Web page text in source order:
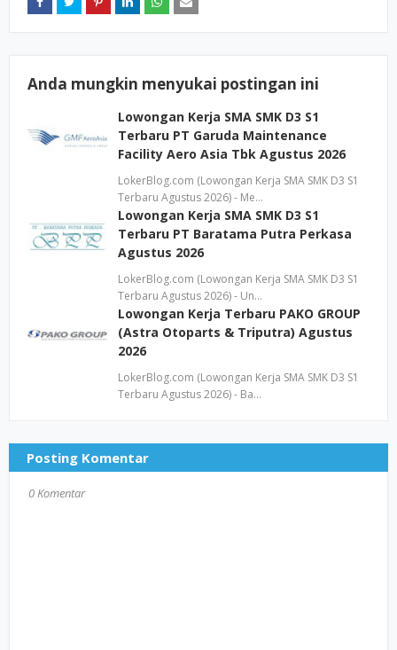
Anda mungkin menyukai postingan ini
Lowongan Kerja SMA SMK D3 S1
Terbaru PT Garuda Maintenance
Facility Aero Asia Tbk Agustus 2026
LokerBlog.com (Lowongan Kerja SMA SMK D3 S1
Terbaru Agustus 2026) - Me…
Lowongan Kerja SMA SMK D3 S1
Terbaru PT Baratama Putra Perkasa
Agustus 2026
LokerBlog.com (Lowongan Kerja SMA SMK D3 S1
Terbaru Agustus 2026) - Un…
Lowongan Kerja Terbaru PAKO GROUP
(Astra Otoparts & Triputra) Agustus
2026
LokerBlog.com (Lowongan Kerja SMA SMK D3 S1
Terbaru Agustus 2026) - Ba…
Posting Komentar
0 Komentar